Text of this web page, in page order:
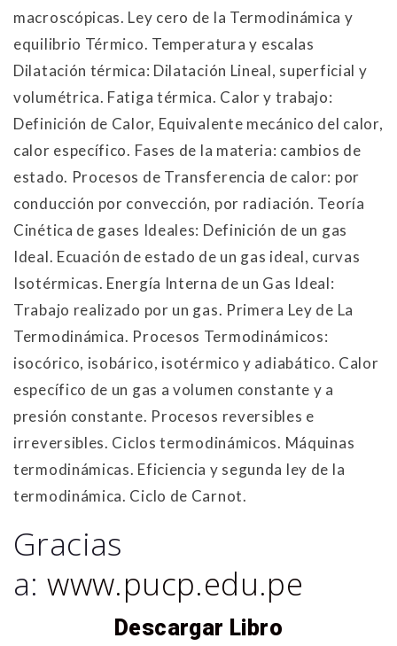
macroscópicas. Ley cero de la Termodinámica y
equilibrio Térmico. Temperatura y escalas
Dilatación térmica: Dilatación Lineal, superficial y
volumétrica. Fatiga térmica. Calor y trabajo:
Definición de Calor, Equivalente mecánico del calor,
calor específico. Fases de la materia: cambios de
estado. Procesos de Transferencia de calor: por
conducción por convección, por radiación. Teoría
Cinética de gases Ideales: Definición de un gas
Ideal. Ecuación de estado de un gas ideal, curvas
Isotérmicas. Energía Interna de un Gas Ideal:
Trabajo realizado por un gas. Primera Ley de La
Termodinámica. Procesos Termodinámicos:
isocórico, isobárico, isotérmico y adiabático. Calor
específico de un gas a volumen constante y a
presión constante. Procesos reversibles e
irreversibles. Ciclos termodinámicos. Máquinas
termodinámicas. Eficiencia y segunda ley de la
termodinámica. Ciclo de Carnot.
Gracias
a:www.pucp.edu.pe
Descargar Libro